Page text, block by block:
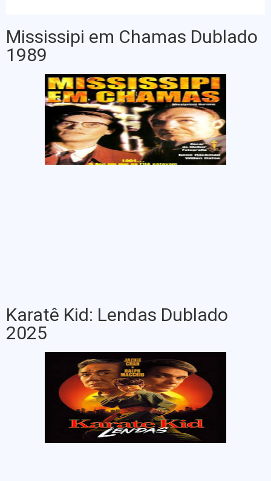
Mississipi em Chamas Dublado
1989
Karatê Kid: Lendas Dublado
2025